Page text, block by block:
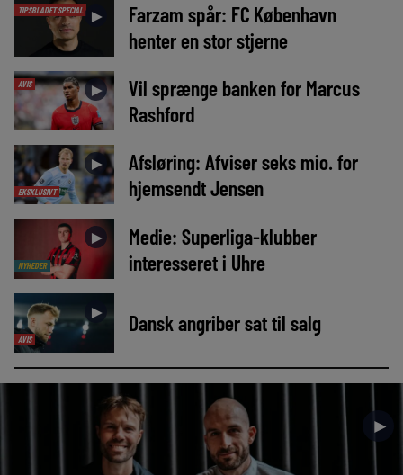
TIPSBLADET SPECIAL ►
Farzam spår: FC København
henter en stor stjerne
AVIS ►
Vil sprænge banken for Marcus
Rashford
EKSKLUSIVT
►
Afsløring: Afviser seks mio. for
hjemsendt Jensen
NYHEDER
►
Medie: Superliga-klubber
interesseret i Uhre
AVIS
► Dansk angriber sat til salg
►